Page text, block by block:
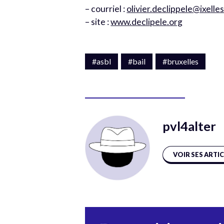
– courriel :
– site :www.declipele.org
#asbl #bail #bruxelles
pvl4alter
VOIR SES